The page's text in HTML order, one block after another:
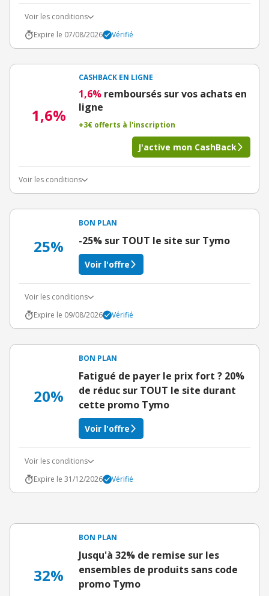
Voir les conditions
Expire le 07/08/2026
Vérifié
1,6%
CASHBACK EN LIGNE
1,6% remboursés sur vos achats en
ligne
+3€ offerts à l'inscription
J'active mon CashBack
Voir les conditions
25%
BON PLAN
-25% sur TOUT le site sur Tymo
Voir l'offre
Voir les conditions
Expire le 09/08/2026
Vérifié
20%
BON PLAN
Fatigué de payer le prix fort ? 20%
de réduc sur TOUT le site durant
cette promo Tymo
Voir l'offre
Voir les conditions
Expire le 31/12/2026
Vérifié
32%
BON PLAN
Jusqu'à 32% de remise sur les
ensembles de produits sans code
promo Tymo